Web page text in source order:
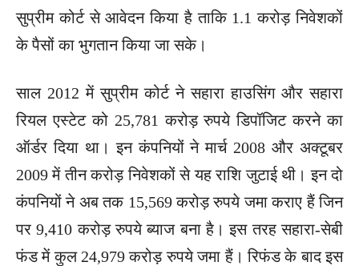
सुप्रीम कोर्ट से आवेदन किया है ताकि 1.1 करोड़ निवेशकों
के पैसों का भुगतान किया जा सके।
साल 2012 में सुप्रीम कोर्ट ने सहारा हाउसिंग और सहारा
रियल एस्टेट को 25,781 करोड़ रुपये डिपॉजिट करने का
ऑर्डर दिया था। इन कंपनियों ने मार्च 2008 और अक्टूबर
2009 में तीन करोड़ निवेशकों से यह राशि जुटाई थी। इन दो
कंपनियों ने अब तक 15,569 करोड़ रुपये जमा कराए हैं जिन
पर 9,410 करोड़ रुपये ब्याज बना है। इस तरह सहारा-सेबी
फंड में कुल 24,979 करोड़ रुपये जमा हैं। रिफंड के बाद इस